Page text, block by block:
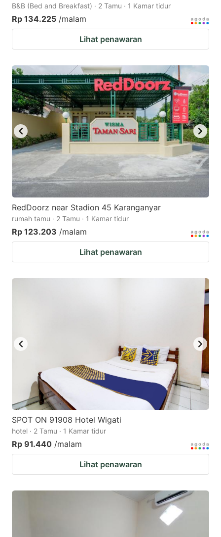
B&B (Bed and Breakfast) · 2 Tamu · 1 Kamar tidur
Rp 134.225 /malam
Lihat penawaran
RedDoorz near Stadion 45 Karanganyar
rumah tamu · 2 Tamu · 1 Kamar tidur
Rp 123.203 /malam
Lihat penawaran
SPOT ON 91908 Hotel Wigati
hotel · 2 Tamu · 1 Kamar tidur
Rp 91.440 /malam
Lihat penawaran